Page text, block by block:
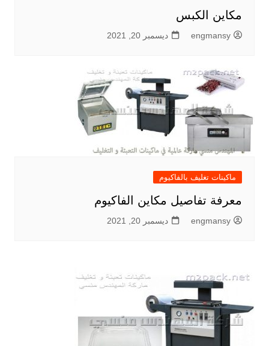
مكاين الكبس
engmansy ديسمبر 20, 2021
ماكينات تغليف بالفاكيوم
معرفة تفاصيل مكاين الفاكيوم
engmansy ديسمبر 20, 2021